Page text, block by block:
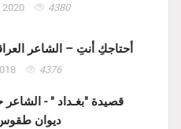
2020 4380
أحتاجكِ أنتِ – الشاعر
4376
قصيدة "بغـداد " -
ديوان طقوس